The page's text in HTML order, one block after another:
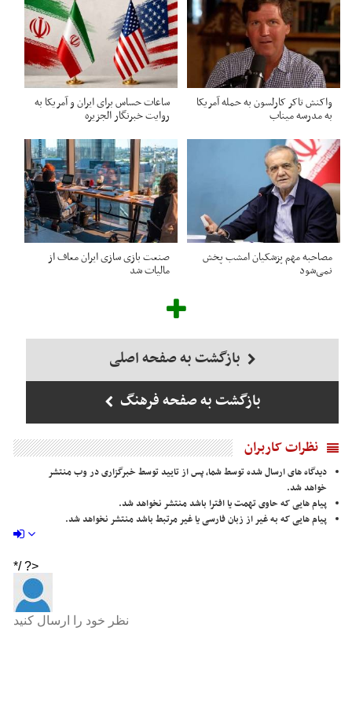
واکنش تاکر کارلسون به حمله آمریکا
به مدرسه میناب
ساعات حساس برای ایران و آمریکا به
روایت خبرنگار الجزیره
مصاحبه مهم پزشکیان امشب پخش
نمی‌شود
صنعت بازی سازی ایران معاف از
مالیات شد
بازگشت به صفحه اصلی
بازگشت به صفحه فرهنگ
نظرات کاربران
دیدگاه های ارسال شده توسط شما، پس از تایید توسط خبرگزاری در وب منتشر
خواهد شد.
پیام هایی که حاوی تهمت یا افترا باشد منتشر نخواهد شد.
پیام هایی که به غیر از زبان فارسی یا غیر مرتبط باشد منتشر نخواهد شد.